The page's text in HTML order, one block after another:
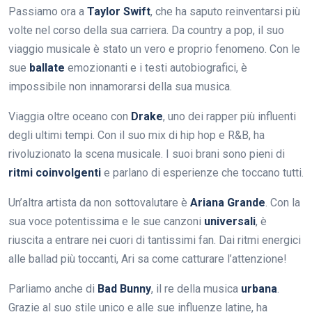
Passiamo ora a Taylor Swift, che ha saputo reinventarsi più
volte nel corso della sua carriera. Da country a pop, il suo
viaggio musicale è stato un vero e proprio fenomeno. Con le
sue ballate emozionanti e i testi autobiografici, è
impossibile non innamorarsi della sua musica.
Viaggia oltre oceano con Drake, uno dei rapper più influenti
degli ultimi tempi. Con il suo mix di hip hop e R&B, ha
rivoluzionato la scena musicale. I suoi brani sono pieni di
ritmi coinvolgenti e parlano di esperienze che toccano tutti.
Un’altra artista da non sottovalutare è Ariana Grande. Con la
sua voce potentissima e le sue canzoni universali, è
riuscita a entrare nei cuori di tantissimi fan. Dai ritmi energici
alle ballad più toccanti, Ari sa come catturare l’attenzione!
Parliamo anche di Bad Bunny, il re della musica urbana.
Grazie al suo stile unico e alle sue influenze latine, ha